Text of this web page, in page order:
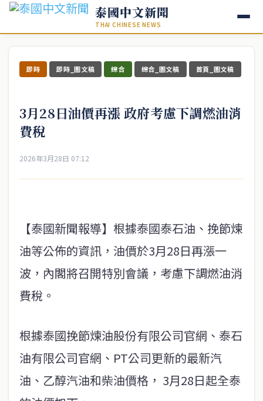
泰國中文新聞
THAI CHINESE NEWS
即時 即時_圖文稿 綜合 綜合_圖文稿 首頁_圖文稿
3月28日油價再漲 政府考慮下調燃油消
費稅
2026年3月28日 07:12
【泰國新聞報導】根據泰國泰石油、挽節煉
油等公佈的資訊，油價於3月28日再漲一
波，內閣將召開特別會議，考慮下調燃油消
費稅。
根據泰國挽節煉油股份有限公司官網、泰石
油有限公司官網、PT公司更新的最新汽
油、乙醇汽油和柴油價格， 3月28日起全泰